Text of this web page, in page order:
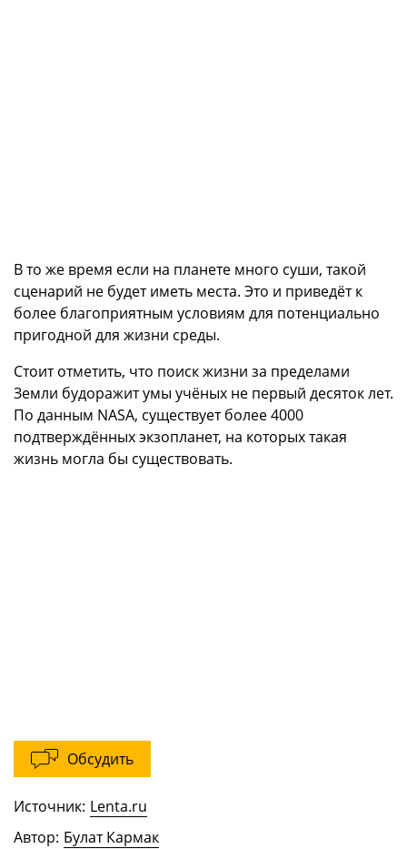
В то же время если на планете много суши, такой
сценарий не будет иметь места. Это и приведёт к
более благоприятным условиям для потенциально
пригодной для жизни среды.
Стоит отметить, что поиск жизни за пределами
Земли будоражит умы учёных не первый десяток лет.
По данным NASA, существует более 4000
подтверждённых экзопланет, на которых такая
жизнь могла бы существовать.
Обсудить
Источник: Lenta.ru
Автор: Булат Кармак